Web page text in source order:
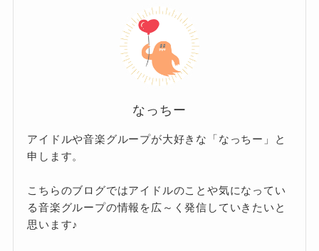
事務所は当初、ふたりをお試しでトラジャに加
入させたそうですが、ふたりはメンバーとも折
り合いが良く、そのままふたり揃ってトラジャ
トラビスジャパン（トラジャ）メンバ
ーの仲良しエピソード
なっちー
アイドルや音楽グループが大好きな「なっちー」と
申します。
こちらのブログではアイドルのことや気になってい
る音楽グループの情報を広～く発信していきたいと
思います♪